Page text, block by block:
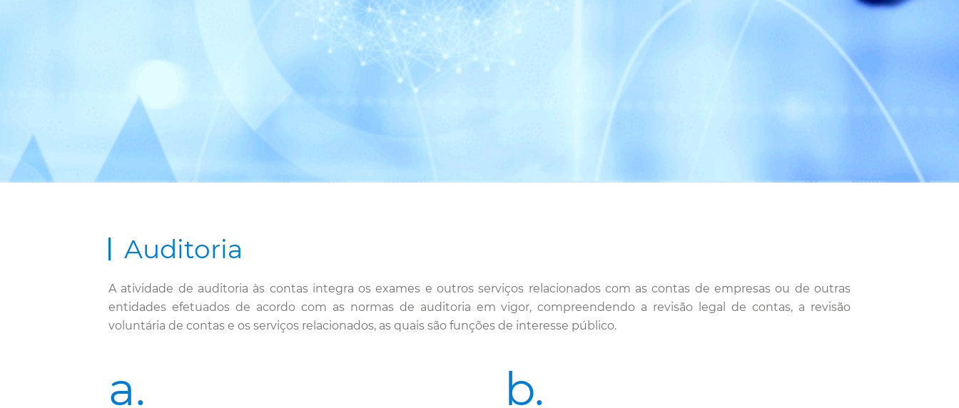
Auditoria
A atividade de auditoria às contas integra os exames e outros serviços relacionados com as contas de empresas ou de outras
entidades efetuados de acordo com as normas de auditoria em vigor, compreendendo a revisão legal de contas, a revisão
voluntária de contas e os serviços relacionados, as quais são funções de interesse público.
a. b.